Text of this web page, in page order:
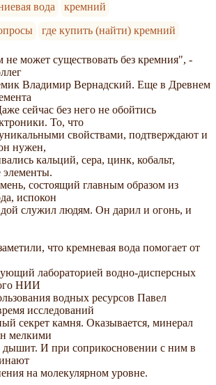
вода
кремний
где купить (найти) кремний
не может существовать без кремния", -
Владимир Вернадский. Еще в Древнем
сейчас без него не обойтись
То, что
свойствами, подтверждают и
нужен,
кальций, сера, цинк, кобальт,
элементы.
состоящий главным образом из
испокон
служил людям. Он дарил и огонь, и
что кремневая вода помогает от
лабораторией водно-дисперсных
НИИ
водных ресурсов Павел
исследований
секрет камня. Оказывается, минерал
мелкими
И при соприкосновении с ним в
на молекулярном уровне.